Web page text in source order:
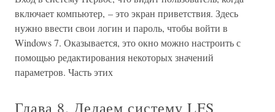
включает компьютер, – это экран приветствия. Здесь
нужно ввести свои логин и пароль, чтобы войти в
Windows 7. Оказывается, это окно можно настроить с
помощью редактирования некоторых значений
параметров. Часть этих
Глава 8. Делаем систему LFS